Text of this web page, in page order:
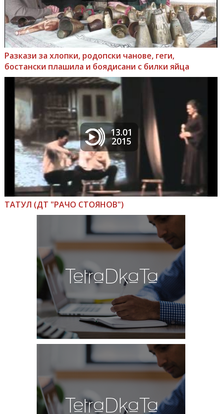
Разкази за хлопки, родопски чанове, геги,
бостански плашила и боядисани с билки яйца
13.01
2015
ТАТУЛ (ДТ "РАЧО СТОЯНОВ")